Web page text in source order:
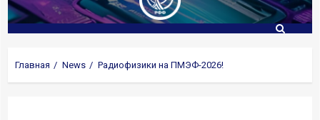
Главная News Радиофизики на ПМЭФ-2026!